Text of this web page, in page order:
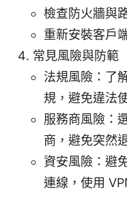
檢查防火牆與
重新安裝客戶
常見風險與防範
法規風險：了
規，避免違法
服務商風險：
商，避免突然
資安風險：避
連線，使用